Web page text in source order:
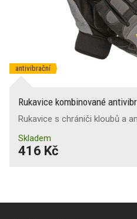
antivibrační
Rukavice kombinované
Rukavice s chrániči kloubů a
Skladem
416 Kč